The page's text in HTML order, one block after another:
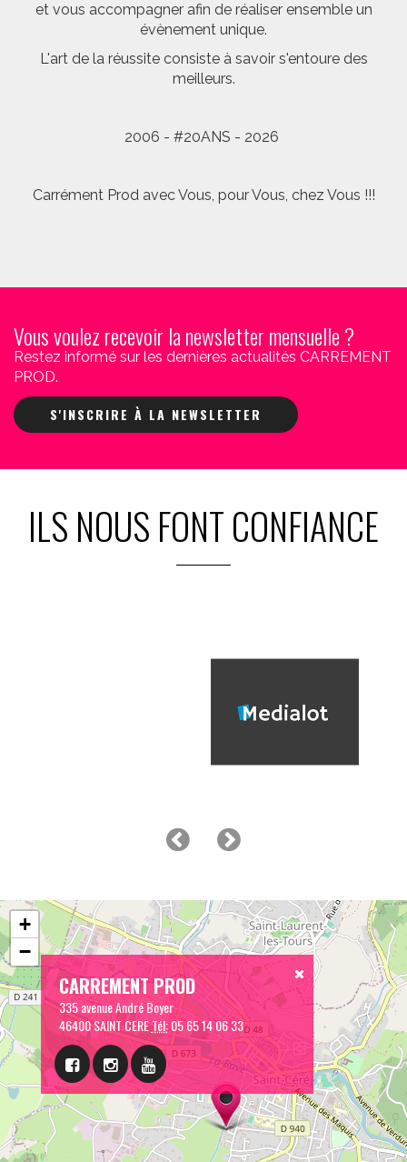
et vous accompagner afin de réaliser ensemble un
évènement unique.
L'art de la réussite consiste à savoir s'entoure des
meilleurs.
2006 - #20ANS - 2026
Carrément Prod avec Vous, pour Vous, chez Vous !!!
Vous voulez recevoir la newsletter mensuelle ?
Restez informé sur les dernières actualités CARREMENT
PROD.
S'INSCRIRE À LA NEWSLETTER
ILS NOUS FONT CONFIANCE
CARREMENT PROD
335 avenue André Boyer
46400 SAINT CERETél:05 65 14 06 33
+
−